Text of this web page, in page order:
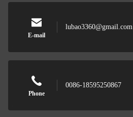
E-mail
lubao3360@gmail.com
Phone
0086-18595250867